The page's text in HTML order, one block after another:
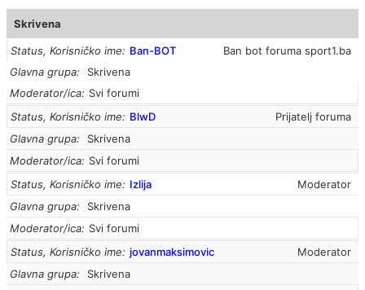
Skrivena
Status, Korisničko ime Ban bot foruma sport1.ba
Ban-BOT
Glavna grupa
Skrivena
Moderator/ica
Svi forumi
Status, Korisničko ime
Prijatelj foruma
BlwD
Glavna grupa
Skrivena
Moderator/ica
Svi forumi
Status, Korisničko ime
Moderator
Izlija
Glavna grupa
Skrivena
Moderator/ica
Svi forumi
Status, Korisničko ime
Moderator
jovanmaksimovic
Glavna grupa
Skrivena